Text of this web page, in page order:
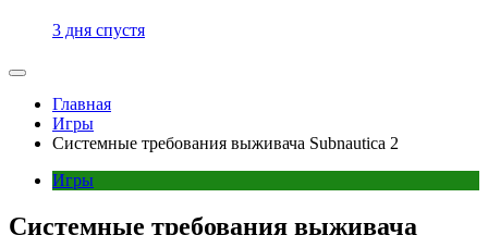
3 дня спустя
Главная
Игры
Системные требования выживача Subnautica 2
Игры
Системные требования выживача